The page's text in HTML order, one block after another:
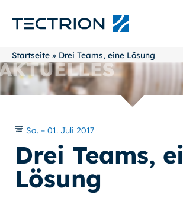
Startseite » Drei Teams, eine Lösung
Sa. – 01. Juli 2017
Drei Teams,
Lösung